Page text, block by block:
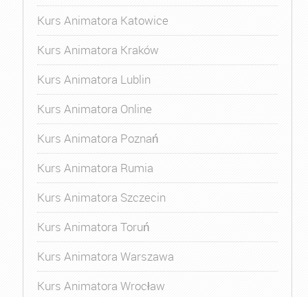
Kurs Animatora Katowice
Kurs Animatora Kraków
Kurs Animatora Lublin
Kurs Animatora Online
Kurs Animatora Poznań
Kurs Animatora Rumia
Kurs Animatora Szczecin
Kurs Animatora Toruń
Kurs Animatora Warszawa
Kurs Animatora Wrocław